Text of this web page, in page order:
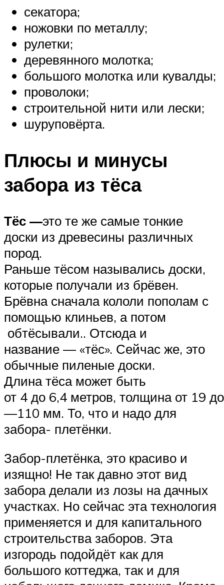
секатора;
ножовки по металлу;
рулетки;
деревянного молотка;
большого молотка или кувалды;
проволоки;
строительной нити или лески;
шуруповёрта.
Плюсы и минусы
забора из тёса
Тёс —это те же самые тонкие
доски из древесины различных
пород.
Раньше тёсом назывались доски,
которые получали из брёвен.
Брёвна сначала кололи пополам с
помощью клиньев, а потом
обтёсывали.. Отсюда и
название — «тёс». Сейчас же, это
обычные пиленые доски.
Длина тёса может быть
от 4 до 6,4 метров, толщина от 19
—110 мм. То, что и надо для
забора- плетёнки.
Забор-плетёнка, это красиво и
изящно! Не так давно этот вид
забора делали из лозы на дачных
участках. Но сейчас эта технология
применяется и для капитального
строительства заборов. Эта
изгородь подойдёт как для
большого коттеджа, так и для